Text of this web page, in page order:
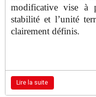
modificative vise à
stabilité et l’unité
clairement définis.
Lire la suite